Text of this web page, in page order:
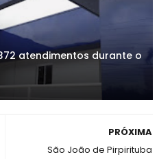
atendimentos durante o
PRÓXIMA
São João de Pirpirituba